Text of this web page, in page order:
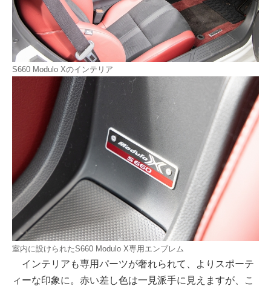
S660 Modulo Xのインテリア
室内に設けられたS660 Modulo X専用エンブレム
インテリアも専用パーツが奢れられて、よりスポーテ
ィーな印象に。赤い差し色は一見派手に見えますが、こ